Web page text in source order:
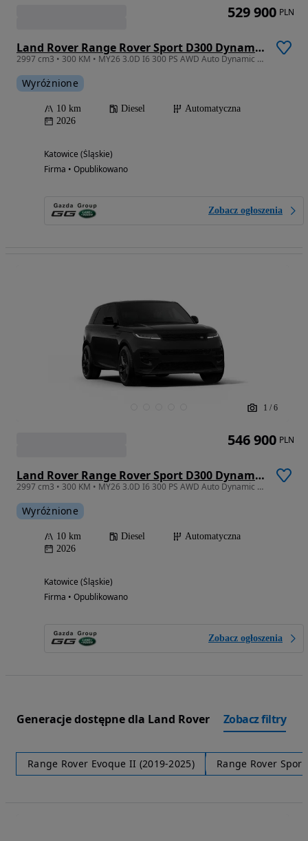
Land Rover Range Rover Sport D300 Dynamic SE
2997 cm3 • 300 KM • MY26 3.0D I6 300 PS AWD Auto Dynamic SE
Wyróżnione
10 km Diesel
Automatyczna
2026
Katowice (Śląskie)
Firma • Opublikowano
Zobacz ogłoszenia
529 900 PLN
1 / 6
Land Rover Range Rover Sport D300 Dynamic SE
2997 cm3 • 300 KM • MY26 3.0D I6 300 PS AWD Auto Dynamic SE
Wyróżnione
10 km Diesel
Automatyczna
2026
Katowice (Śląskie)
Firma • Opublikowano
Zobacz ogłoszenia
546 900 PLN
Generacje dostępne dla Land Rover Zobacz filtry
Range Rover Evoque II (2019-2025) Range Rover